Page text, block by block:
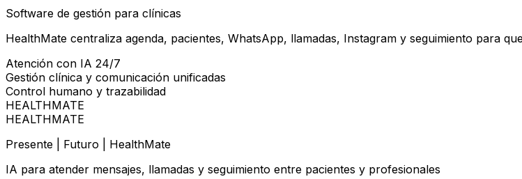
Software de gestión para clínicas
HealthMate centraliza agenda, pacientes, WhatsApp, llamadas, Instagram y seguimiento para
Atención con IA 24/7
Gestión clínica y comunicación unificadas
Control humano y trazabilidad
HEALTHMATE
HEALTHMATE
Presente | Futuro | HealthMate
IA para atender mensajes, llamadas y seguimiento entre pacientes y profesionales